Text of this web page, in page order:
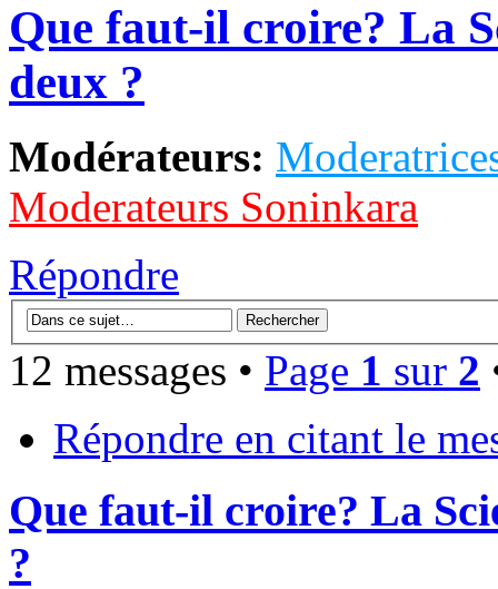
Que faut-il croire? La
deux ?
Modérateurs:
Moderateurs Soninkara
Répondre
12 messages • Page 1 sur 2
Répondre en citant le
Que faut-il croire? La
?